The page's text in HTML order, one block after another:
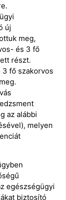
új
meg,
és 3 fő
részt.
fő szakorvos
az alábbi
melyen
egészségügyi
biztosító